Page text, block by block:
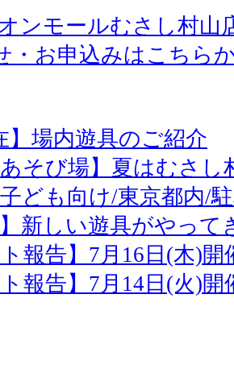
ンモールむさし村山
・お申込みはこちら
】場内遊具のご紹介
あそび場】夏はむさ
ども向け/東京都内/
】新しい遊具がやって
ト報告】7月16日(木)
ト報告】7月14日(火)